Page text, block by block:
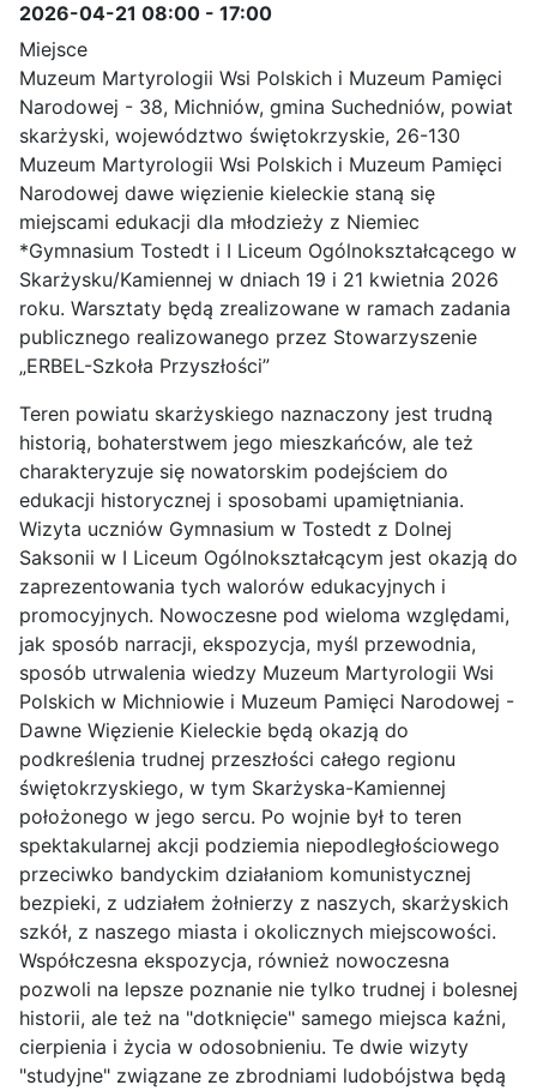
2026-04-21 08:00 - 17:00
Miejsce
Muzeum Martyrologii Wsi Polskich i Muzeum Pamięci
Narodowej - 38, Michniów, gmina Suchedniów, powiat
skarżyski, województwo świętokrzyskie, 26-130
Muzeum Martyrologii Wsi Polskich i Muzeum Pamięci
Narodowej dawe więzienie kieleckie staną się
miejscami edukacji dla młodzieży z Niemiec
*Gymnasium Tostedt i I Liceum Ogólnokształcącego w
Skarżysku/Kamiennej w dniach 19 i 21 kwietnia 2026
roku. Warsztaty będą zrealizowane w ramach zadania
publicznego realizowanego przez Stowarzyszenie
„ERBEL-Szkoła Przyszłości”
Teren powiatu skarżyskiego naznaczony jest trudną
historią, bohaterstwem jego mieszkańców, ale też
charakteryzuje się nowatorskim podejściem do
edukacji historycznej i sposobami upamiętniania.
Wizyta uczniów Gymnasium w Tostedt z Dolnej
Saksonii w I Liceum Ogólnokształcącym jest okazją do
zaprezentowania tych walorów edukacyjnych i
promocyjnych. Nowoczesne pod wieloma względami,
jak sposób narracji, ekspozycja, myśl przewodnia,
sposób utrwalenia wiedzy Muzeum Martyrologii Wsi
Polskich w Michniowie i Muzeum Pamięci Narodowej -
Dawne Więzienie Kieleckie będą okazją do
podkreślenia trudnej przeszłości całego regionu
świętokrzyskiego, w tym Skarżyska-Kamiennej
położonego w jego sercu. Po wojnie był to teren
spektakularnej akcji podziemia niepodległościowego
przeciwko bandyckim działaniom komunistycznej
bezpieki, z udziałem żołnierzy z naszych, skarżyskich
szkół, z naszego miasta i okolicznych miejscowości.
Współczesna ekspozycja, również nowoczesna
pozwoli na lepsze poznanie nie tylko trudnej i bolesnej
historii, ale też na "dotknięcie" samego miejsca kaźni,
cierpienia i życia w odosobnieniu. Te dwie wizyty
"studyjne" związane ze zbrodniami ludobójstwa będą